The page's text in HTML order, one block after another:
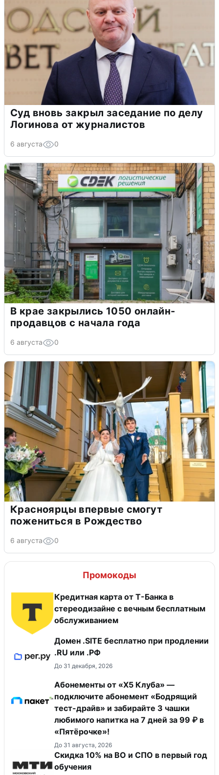
Суд вновь закрыл заседание по делу
Логинова от журналистов
6 августа 0
В крае закрылись 1050 онлайн-
продавцов с начала года
6 августа 0
Красноярцы впервые смогут
пожениться в Рождество
6 августа 0
Промокоды
Кредитная карта от Т-Банка в
стереодизайне с вечным бесплатным
обслуживанием
Домен .SITE бесплатно при продлении
.RU или .РФ
До 31 декабря, 2026
Абонементы от «Х5 Клуба» —
подключите абонемент «Бодрящий
тест-драйв» и забирайте 3 чашки
любимого напитка на 7 дней за 99 ₽ в
«Пятёрочке»!
До 31 августа, 2026
Скидка 10% на ВО и СПО в первый год
обучения